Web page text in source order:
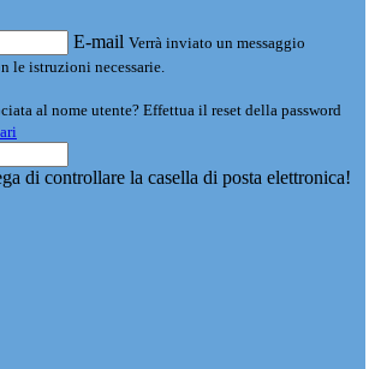
E-mail Verrà inviato un messaggio
le istruzioni necessarie.
al nome utente? Effettua il reset della password
di controllare la casella di posta elettronica!